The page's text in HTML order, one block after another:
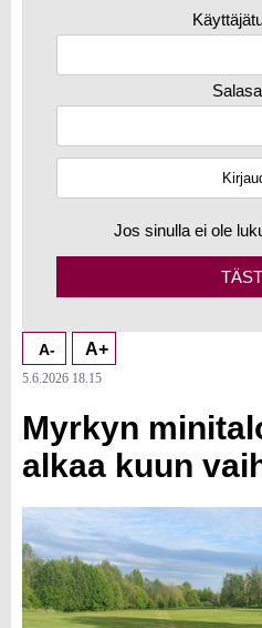
Jos sinulla ei ole
A- A+
5.6.2026 18.15
Myrkyn
alkaa kuun